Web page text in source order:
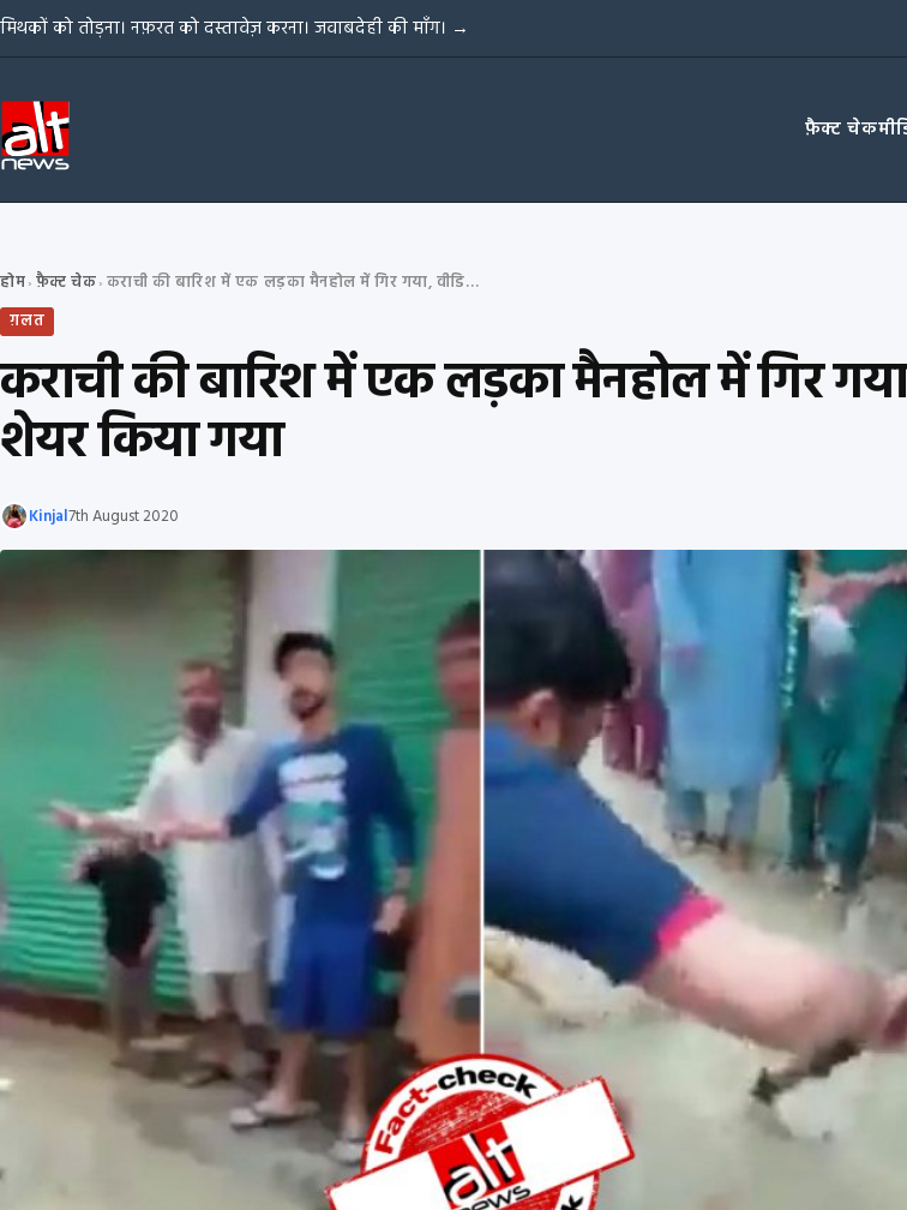
Skip to content
मिथकों को तोड़ना। नफ़रत को दस्तावेज़ करना। जवाबदेही की माँग। →
फ़ैक्ट चेक
होम› फ़ैक्ट चेक›
कराची की बारिश में एक लड़का मैनहोल में गिर गया, वीडियो मुंबई का बताकर शेयर किया गया
ग़लत
कराची की बारिश में एक लड़का मैनहोल में गिर
शेयर किया गया
Kinjal7th August 2020